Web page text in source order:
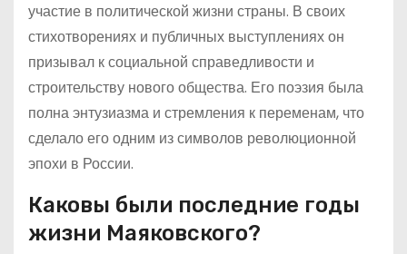
участие в политической жизни страны. В своих
стихотворениях и публичных выступлениях он
призывал к социальной справедливости и
строительству нового общества. Его поэзия была
полна энтузиазма и стремления к переменам, что
сделало его одним из символов революционной
эпохи в России.
Каковы были последние годы
жизни Маяковского?